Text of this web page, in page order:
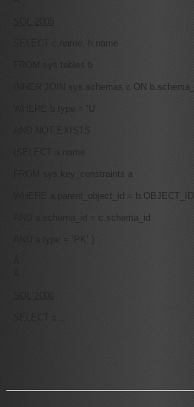
SELECT c.name, b.name
FROM sys.tables b
INNER JOIN sys.schemas c ON
WHERE b.type = ‘U’
AND NOT EXISTS
(SELECT a.name
FROM sys.key_constraints a
WHERE a.parent_object_id = b.OBJECT_ID
AND a.schema_id = c.schema_id
AND a.type = ‘PK’ )